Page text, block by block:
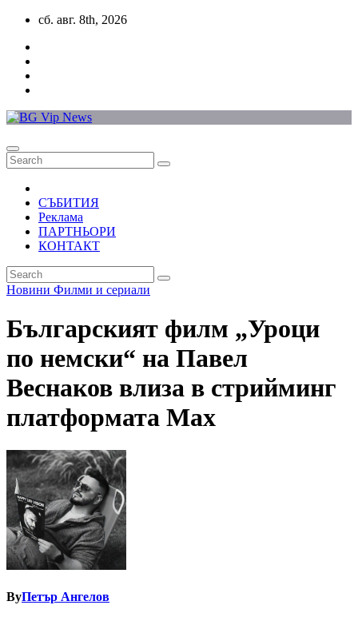
Skip
content
сб. авг. 8th, 2026
СЪБИТИЯ
Реклама
ПАРТНЬОРИ
КОНТАКТ
Новини Филми и сериали
Българският филм „Уроци
по немски“ на Павел
Веснаков влиза в стрийминг
платформата Max
ByПетър Ангелов